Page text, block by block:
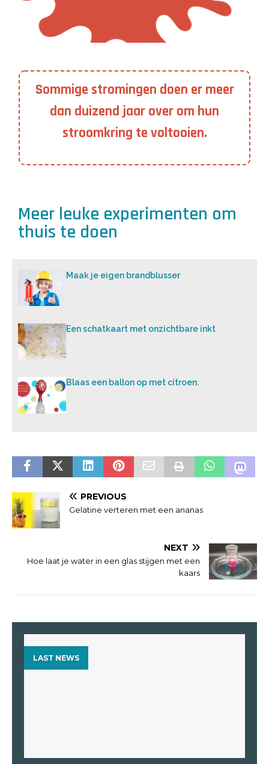
Sommige stromingen doen er meer
dan duizend jaar over om hun
stroomkring te voltooien.
Meer leuke experimenten om
thuis te doen
Maak je eigen brandblusser
Een schatkaart met onzichtbare inkt
Blaas een ballon op met citroen.
PREVIOUS
Gelatine verteren met een ananas
NEXT
Hoe laat je water in een glas stijgen met een
kaars
LAST NEWS